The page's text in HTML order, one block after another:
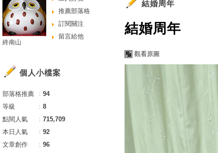
結婚周年
結婚周年
觀看原圖
推薦部落格
訂閱關注
留言給他
終南山
個人小檔案
部落格推薦 ： 94
等級
： 8
點閱人氣
： 715,709
本日人氣
： 92
文章創作
： 96